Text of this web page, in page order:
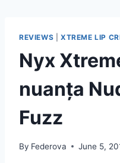
REVIEWS XTREME LIP
Nyx
nuanța
Fuzz
By Federova June 5,